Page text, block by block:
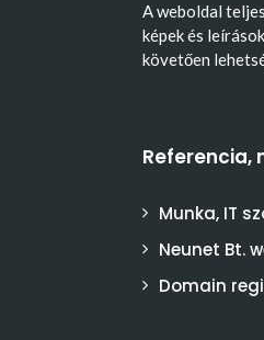
A weboldal
képek és
követően
Referencia,
Munka, IT
Neunet Bt.
Domain